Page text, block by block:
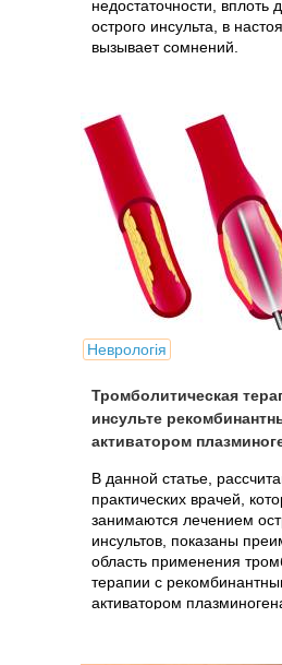
недостаточности, вплоть
острого инсульта, в
вызывает сомнений.
Неврологія
Тромболитическая
инсульте
активатором
В данной статье,
практических врачей,
занимаются лечением
инсультов, показаны
область применения
терапии с
активатором